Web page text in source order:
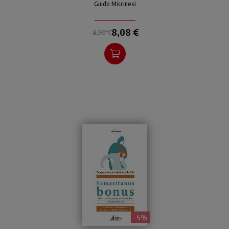
i malati terminali ad
Guido Miccinesi
8,50 €8,08 €
- 5%